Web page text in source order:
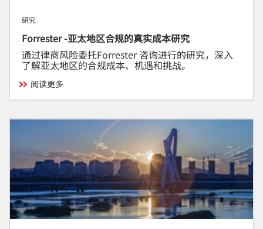
研究
Forrester -亚太地区合规的真实成本研究
通过律商风险委托Forrester 咨询进行的研究，深入
了解亚太地区的合规成本、机遇和挑战。
阅读更多